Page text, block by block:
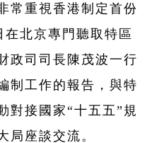
常重視香港制定首份
北京專門聽取特區
政司司長陳茂波一行
制工作的報告，與特
對接國家“十五五”規
局座談交流。